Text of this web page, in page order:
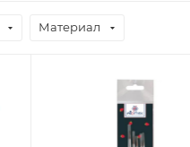
Материал